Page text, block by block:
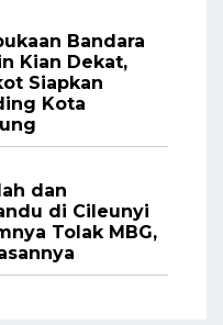
Bandara
Kian Dekat,
Siapkan
Kota
dan
di Cileunyi
Tolak MBG,